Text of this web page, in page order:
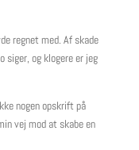
regnet med. Af skade
siger, og klogere er jeg
nogen opskrift på
vej mod at skabe en